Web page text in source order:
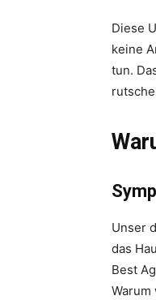
Diese
keine
tun.
Unser
das
Best